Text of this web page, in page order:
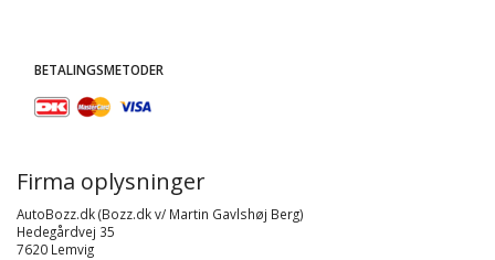
BETALINGSMETODER
Firma oplysninger
AutoBozz.dk (Bozz.dk v/ Martin Gavlshøj Berg)
Hedegårdvej 35
7620 Lemvig